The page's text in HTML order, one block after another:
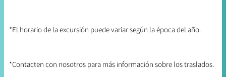
*El horario de la excursión puede variar según la época del año.
*Contacten con nosotros para más información sobre los traslados.